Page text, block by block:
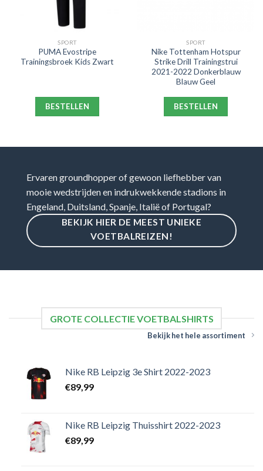
SPORT
PUMA Evostripe
Trainingsbroek Kids Zwart
BESTELLEN
SPORT
Nike Tottenham Hotspur
Strike Drill Trainingstrui
2021-2022 Donkerblauw
Blauw Geel
BESTELLEN
Ervaren groundhopper of gewoon liefhebber van
mooie wedstrijden en indrukwekkende stadions in
Engeland, Duitsland, Spanje, Italië of Portugal?
BEKIJK HIER DE MEEST UNIEKE
VOETBALREIZEN!
GROTE COLLECTIE VOETBALSHIRTS
Bekijk het hele assortiment
Nike RB Leipzig 3e Shirt 2022-2023
€89,99
Nike RB Leipzig Thuisshirt 2022-2023
€89,99